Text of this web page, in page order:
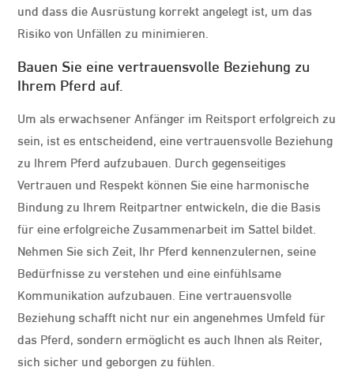
und dass die Ausrüstung korrekt angelegt ist, um das
Risiko von Unfällen zu minimieren.
Bauen Sie eine vertrauensvolle Beziehung zu
Ihrem Pferd auf.
Um als erwachsener Anfänger im Reitsport erfolgreich zu
sein, ist es entscheidend, eine vertrauensvolle Beziehung
zu Ihrem Pferd aufzubauen. Durch gegenseitiges
Vertrauen und Respekt können Sie eine harmonische
Bindung zu Ihrem Reitpartner entwickeln, die die Basis
für eine erfolgreiche Zusammenarbeit im Sattel bildet.
Nehmen Sie sich Zeit, Ihr Pferd kennenzulernen, seine
Bedürfnisse zu verstehen und eine einfühlsame
Kommunikation aufzubauen. Eine vertrauensvolle
Beziehung schafft nicht nur ein angenehmes Umfeld für
das Pferd, sondern ermöglicht es auch Ihnen als Reiter,
sich sicher und geborgen zu fühlen.